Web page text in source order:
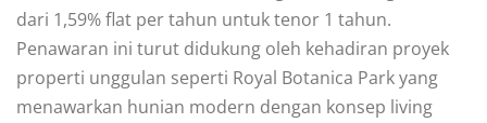
dari 1,59% flat per tahun untuk tenor 1 tahun.
Penawaran ini turut didukung oleh kehadiran proyek
properti unggulan seperti Royal Botanica Park yang
menawarkan hunian modern dengan konsep living